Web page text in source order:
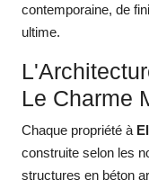
contemporaine, de
ultime.
Le Charme
Chaque propriété à
construite selon les
structures en béton